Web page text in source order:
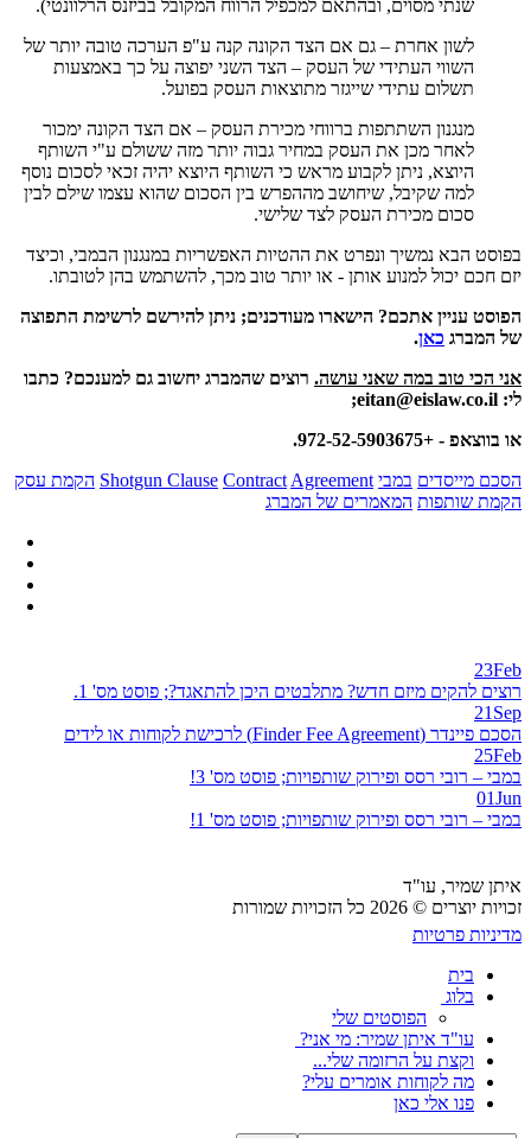
שנתי מסוים, ובהתאם למכפיל הרווח המקובל בביזנס הרלוונטי).
לשון אחרת – גם אם הצד הקונה קנה ע"פ הערכה טובה יותר של
השווי העתידי של העסק – הצד השני יפוצה על כך באמצעות
תשלום עתידי שייגזר מתוצאות העסק בפועל.
מנגנון השתתפות ברווחי מכירת העסק – אם הצד הקונה ימכור
לאחר מכן את העסק במחיר גבוה יותר מזה ששולם ע"י השותף
היוצא, ניתן לקבוע מראש כי השותף היוצא יהיה זכאי לסכום נוסף
למה שקיבל, שיחושב מההפרש בין הסכום שהוא עצמו שילם לבין
סכום מכירת העסק לצד שלישי.
בפוסט הבא נמשיך ונפרט את ההטיות האפשריות במנגנון הבמבי, וכיצד
יזם חכם יכול למנוע אותן - או יותר טוב מכך, להשתמש בהן לטובתו.
הפוסט עניין אתכם? הישארו מעודכנים; ניתן להירשם לרשימת התפוצה
של המברג כאן.
אני הכי טוב במה שאני עושה. רוצים שהמברג יחשוב גם למענכם? כתבו
לי: eitan@eislaw.co.il;
או בווצאפ - +972-52-5903675.
הסכם מייסדים במבי Shotgun Clause Contract Agreement
הקמת עסק
הקמת שותפות המאמרים של המברג
23Feb
רוצים להקים מיזם חדש? מתלבטים היכן להתאגד?; פוסט מס' 1.
21 Sep
הסכם פיינדר (Finder Fee Agreement) לרכישת לקוחות או לידים
25Feb
במבי – רובי רסס ופירוק שותפויות; פוסט מס' 3!
01Jun
במבי – רובי רסס ופירוק שותפויות; פוסט מס' 1!
איתן שמיר, עו"ד
זכויות יוצרים © 2026 כל הזכויות שמורות
מדיניות פרטיות
בית
בלוג
הפוסטים שלי
עו"ד איתן שמיר: מי אני?
וקצת על הרזומה שלי...
מה לקוחות אומרים עלי?
פנו אלי כאן